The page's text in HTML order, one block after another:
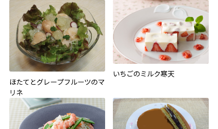
ほたてとグレープフルーツのマ
リネ
いちごのミルク寒天